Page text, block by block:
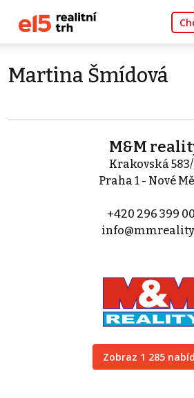
Martina Šmídová
M&M
Krakovská
Praha 1 - Nové
+420 296 399
Zobraz 1 285